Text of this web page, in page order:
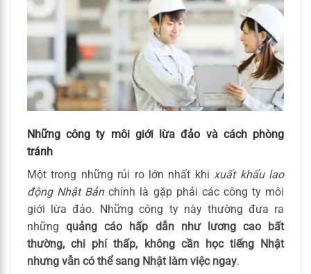
Những công ty môi giới lừa đảo và cách phòng
tránh
Một trong những rủi ro lớn nhất khixuất khẩu lao
động Nhật Bảnchính là gặp phải các công ty môi
giới lừa đảo. Những công ty này thường đưa ra
nhữngquảng cáo hấp dẫn như lương cao bất
thường, chi phí thấp, không cần học tiếng Nhật
nhưng vẫn có thể sang Nhật làm việc ngay.